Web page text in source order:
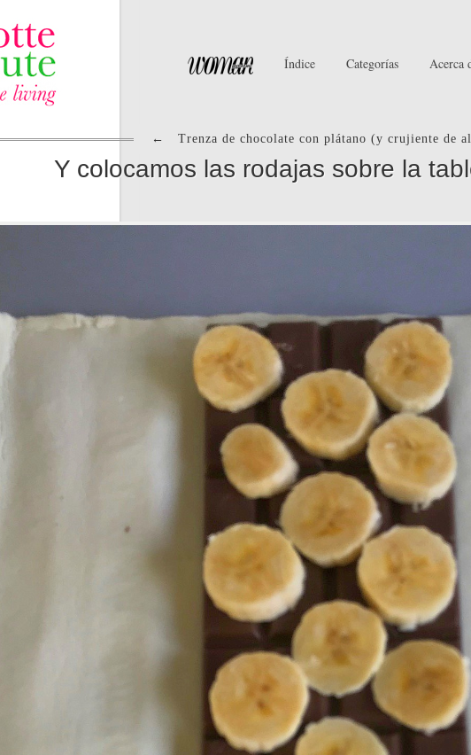
Índice Categorías Acerca
← Trenza de chocolate con plátano (y crujiente de
Y colocamos las rodajas sobre la